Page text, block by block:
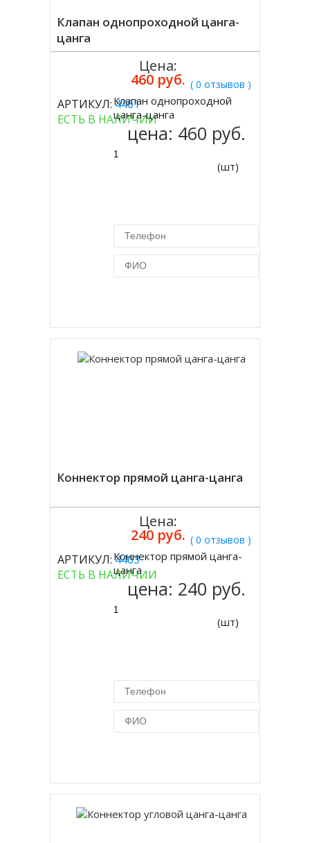
Клапан однопроходной цанга-
цанга
( 0 отзывов )
АРТИКУЛ:4461
ЕСТЬ В НАЛИЧИИ
Цена:
460 руб.
Купить
Клапан однопроходной
цанга-цанга
цена: 460 руб.
(шт)
Коннектор прямой цанга-цанга
( 0 отзывов )
АРТИКУЛ:4463
ЕСТЬ В НАЛИЧИИ
Цена:
240 руб.
Купить
Коннектор прямой цанга-
цанга
цена: 240 руб.
(шт)